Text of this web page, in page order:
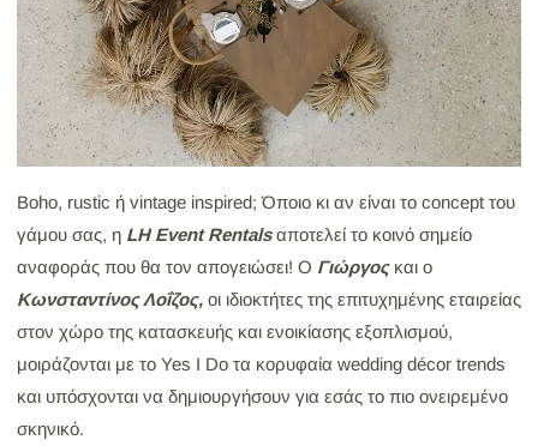
Boho, rustic ή vintage inspired; Όποιο κι αν είναι το concept του
γάμου σας, η LH Event Rentalsαποτελεί το κοινό σημείο
αναφοράς που θα τον απογειώσει! Ο Γιώργοςκαι ο
Κωνσταντίνος Λοΐζος, οι ιδιοκτήτες της επιτυχημένης εταιρείας
στον χώρο της κατασκευής και ενοικίασης εξοπλισμού,
μοιράζονται με το Yes I Do τα κορυφαία wedding décor trends
και υπόσχονται να δημιουργήσουν για εσάς το πιο ονειρεμένο
σκηνικό.